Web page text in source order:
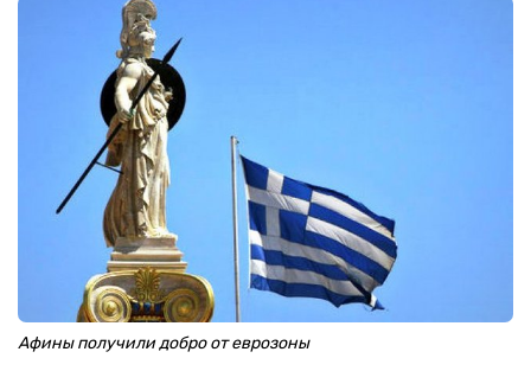
Афины получили добро от еврозоны